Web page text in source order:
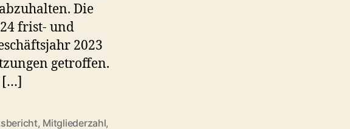
Die
frist- und
2023
getroffen.
[…]
, Mitgliederzahl,